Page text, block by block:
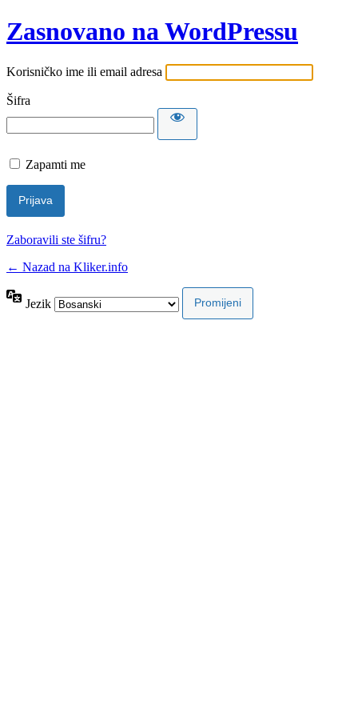
Zasnovano na WordPressu
Korisničko ime ili email adresa
Šifra
Zapamti me
Zaboravili ste šifru?
← Nazad na Kliker.info
Jezik